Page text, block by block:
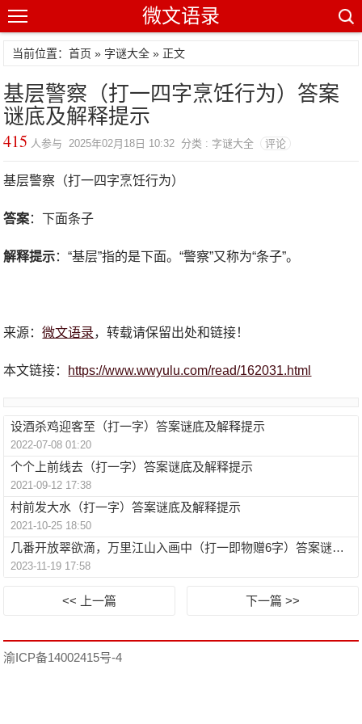
微文语录
当前位置：首页 » 字谜大全 » 正文
基层警察（打一四字烹饪行为）答案
谜底及解释提示
415 人参与 2025年02月18日 10:32 分类 : 字谜大全 评论
基层警察（打一四字烹饪行为）
答案：下面条子
解释提示：“基层”指的是下面。“警察”又称为“条子”。
来源：微文语录，转载请保留出处和链接！
本文链接： https://www.wwyulu.com/read/162031.html
设酒杀鸡迎客至（打一字）答案谜底及解释提示
2022-07-08 01:20
个个上前线去（打一字）答案谜底及解释提示
2021-09-12 17:38
村前发大水（打一字）答案谜底及解释提示
2021-10-25 18:50
几番开放翠欲滴，万里江山入画中（打一即物赠6字）答案谜底及解释提示
2023-11-19 17:58
<< 上一篇 下一篇 >>
渝ICP备14002415号-4